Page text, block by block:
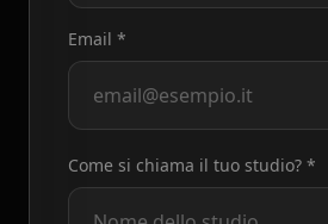
Email *
Come si chiama il tuo studio? *